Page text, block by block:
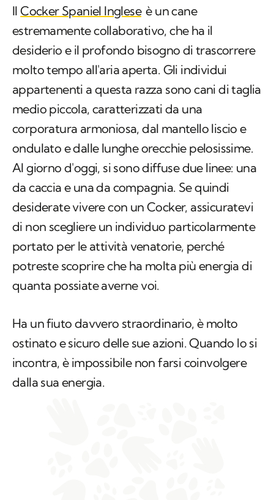
IlCocker Spaniel Inglese è un cane
estremamente collaborativo, che ha il
desiderio e il profondo bisogno di trascorrere
molto tempo all'aria aperta. Gli individui
appartenenti a questa razza sono cani di taglia
medio piccola, caratterizzati da una
corporatura armoniosa, dal mantello liscio e
ondulato e dalle lunghe orecchie pelosissime.
Al giorno d'oggi, si sono diffuse due linee: una
da caccia e una da compagnia. Se quindi
desiderate vivere con un Cocker, assicuratevi
di non scegliere un individuo particolarmente
portato per le attività venatorie, perché
potreste scoprire che ha molta più energia di
quanta possiate averne voi.
Ha un fiuto davvero straordinario, è molto
ostinato e sicuro delle sue azioni. Quando lo si
incontra, è impossibile non farsi coinvolgere
dalla sua energia.